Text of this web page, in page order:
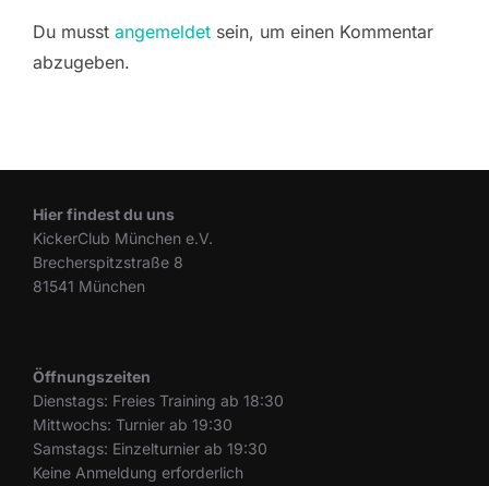
Du musst angemeldet sein, um einen Kommentar
abzugeben.
Hier findest du uns
KickerClub München e.V.
Brecherspitzstraße 8
81541 München
Öffnungszeiten
Dienstags: Freies Training ab 18:30
Mittwochs: Turnier ab 19:30
Samstags: Einzelturnier ab 19:30
Keine Anmeldung erforderlich